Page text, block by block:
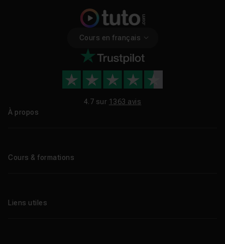
Cours en français
4.7 sur 1363 avis
À propos
Cours & formations
Formations certifiantes
Liens utiles